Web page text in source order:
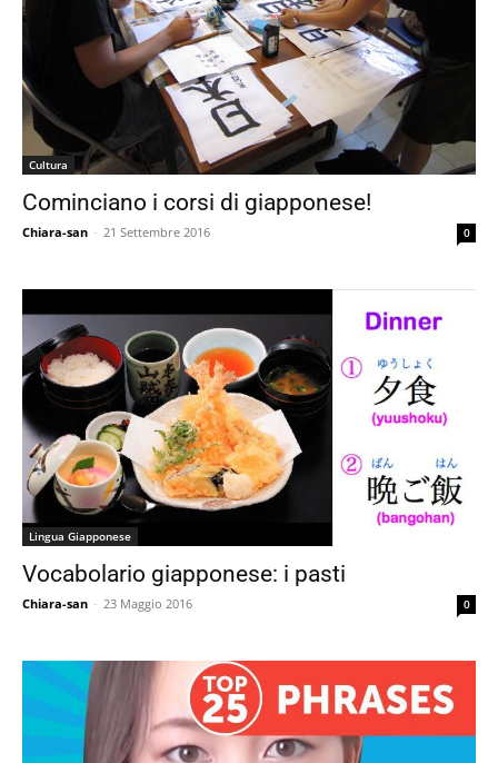
Cultura
Cominciano i corsi di giapponese!
Chiara-san - 21 Settembre 2016 0
Lingua Giapponese
Vocabolario giapponese: i pasti
Chiara-san - 23 Maggio 2016 0